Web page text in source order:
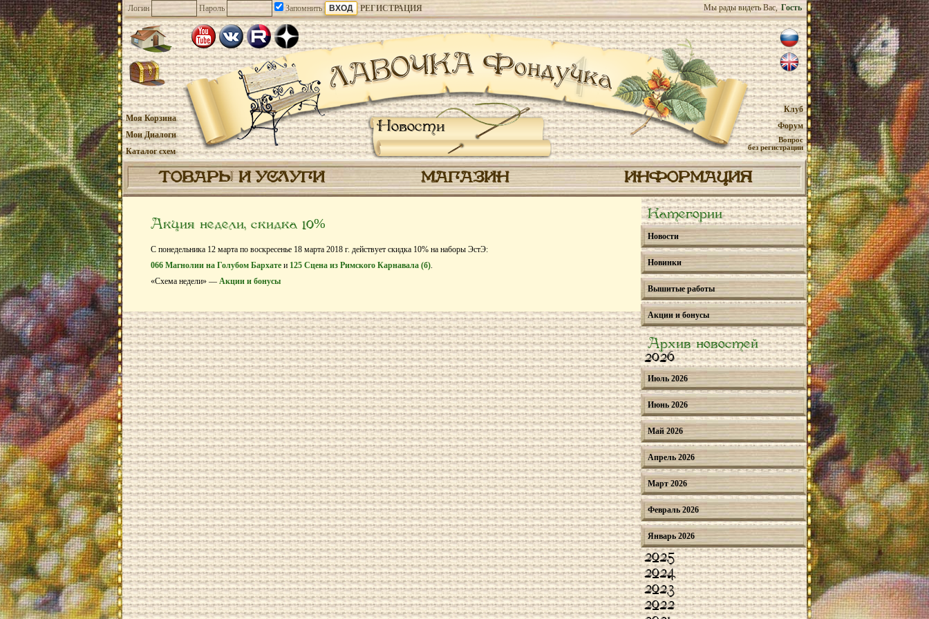
Логин Пароль Запомнить РЕГИСТРАЦИЯ Мы рады видеть Вас, Гость
Новости
Моя Корзина
Мои Диалоги
Каталог схем
Клуб
Форум
Вопрос
без регистрации
ТОВАРЫ И УСЛУГИ МАГАЗИН ИНФОРМАЦИЯ
Акция недели, скидка 10%
С понедельника 12 марта по воскресенье 18 марта 2018 г. действует скидка 10% на наборы ЭстЭ:
066 Магнолии на Голубом Бархате и 125 Сцена из Римского Карнавала (б).
«Схема недели» — Акции и бонусы
Категории
Новости
Новинки
Вышитые работы
Акции и бонусы
Архив новостей
2026
Июль 2026
Июнь 2026
Май 2026
Апрель 2026
Март 2026
Февраль 2026
Январь 2026
2025
2024
2023
2022